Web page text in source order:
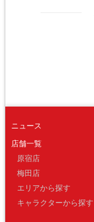
ニュース
店舗一覧
原宿店
梅田店
エリアから探す
キャラクターから探す